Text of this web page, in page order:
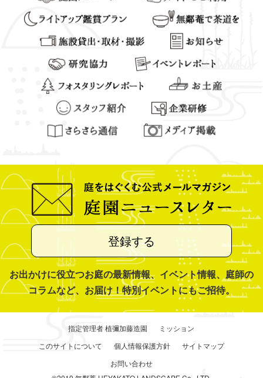
登録する
お出かけに役立つお庭の最新情報、イベント情報、庭師の
コラムなど、お届け！特別イベントにもご招待。
指定管理者 植彌加藤造園
ミッション
このサイトについて
個人情報保護方針
サイトマップ
お問い合わせ